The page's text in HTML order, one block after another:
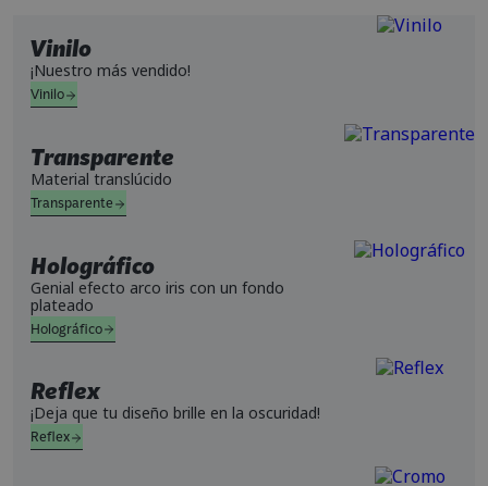
Vinilo
¡Nuestro más vendido!
Vinilo
Transparente
Material translúcido
Transparente
Holográfico
Genial efecto arco iris con un fondo
plateado
Holográfico
Reflex
¡Deja que tu diseño brille en la oscuridad!
Reflex